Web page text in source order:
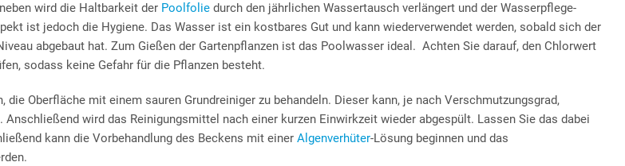
wird die Haltbarkeit der Poolfolie durch den jährlichen Wassertausch verlängert und der Wasserpflege-
ist jedoch die Hygiene. Das Wasser ist ein kostbares Gut und kann wiederverwendet werden, sobald sich der
abgebaut hat. Zum Gießen der Gartenpflanzen ist das Poolwasser ideal. Achten Sie darauf, den Chlorwert
sodass keine Gefahr für die Pflanzen besteht.
Oberfläche mit einem sauren Grundreiniger zu behandeln. Dieser kann, je nach Verschmutzungsgrad,
Anschließend wird das Reinigungsmittel nach einer kurzen Einwirkzeit wieder abgespült. Lassen Sie das dabei
kann die Vorbehandlung des Beckens mit einer Algenverhüter-Lösung beginnen und das